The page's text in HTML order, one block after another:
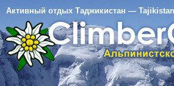
Активный отдых Таджикистан —